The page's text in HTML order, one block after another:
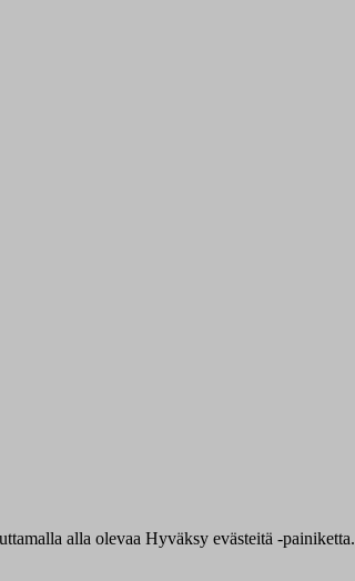
alla olevaa Hyväksy evästeitä -painiketta.